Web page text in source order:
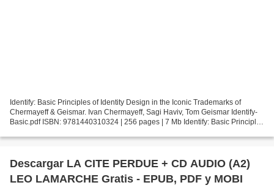
Identify: Basic Principles of Identity Design in the Iconic Trademarks of
Chermayeff & Geismar. Ivan Chermayeff, Sagi Haviv, Tom Geismar Identify-
Basic.pdf ISBN: 9781440310324 | 256 pages | 7 Mb Identify: Basic Principles
Descargar LA CITE PERDUE + CD AUDIO (A2)
LEO LAMARCHE Gratis - EPUB, PDF y MOBI